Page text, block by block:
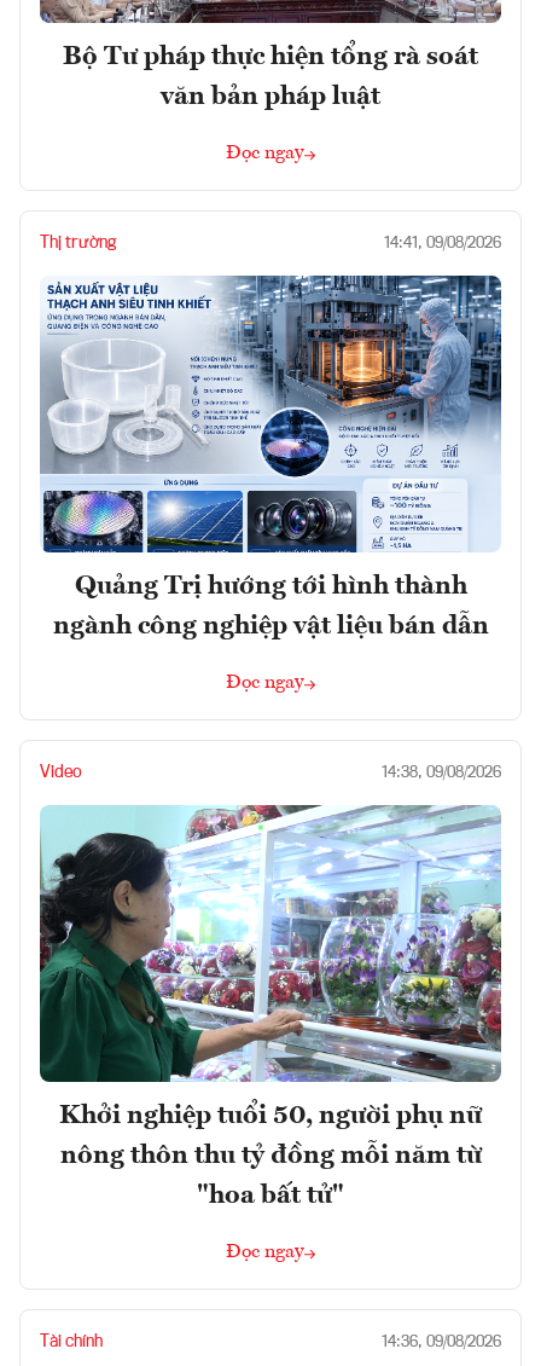
Bộ Tư pháp thực hiện tổng rà soát
văn bản pháp luật
Đọc ngay
Thị trường 14:41, 09/08/2026
Quảng Trị hướng tới hình thành
ngành công nghiệp vật liệu bán dẫn
Đọc ngay
Video 14:38, 09/08/2026
Khởi nghiệp tuổi 50, người phụ nữ
nông thôn thu tỷ đồng mỗi năm từ
"hoa bất tử"
Đọc ngay
Tài chính 14:36, 09/08/2026